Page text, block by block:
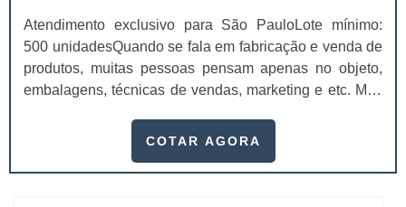
Atendimento exclusivo para São PauloLote mínimo:
500 unidadesQuando se fala em fabricação e venda de
produtos, muitas pessoas pensam apenas no objeto,
embalagens, técnicas de vendas, marketing e etc. Mas
e logística adequada, esses esforços podem não valer
um papel de destaque muito abrangente, pois este item,
COTAR AGORA